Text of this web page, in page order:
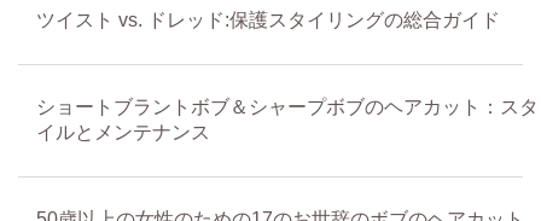
ツイスト vs. ドレッド:保護スタイリングの総合ガイド
ショートブラントボブ＆シャープボブのヘアカット：スタ
イルとメンテナンス